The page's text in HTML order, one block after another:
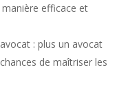
efficace et
: plus un avocat
de maîtriser les